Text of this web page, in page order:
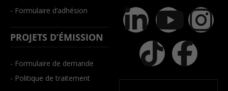
- Formulaire d’adhésion
PROJETS D’ÉMISSION
- Formulaire de demande
- Politique de traitement